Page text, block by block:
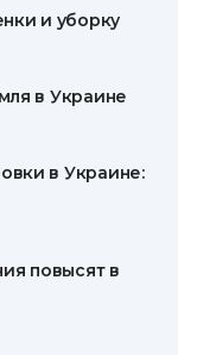
и уборку
в Украине
в Украине:
повысят в